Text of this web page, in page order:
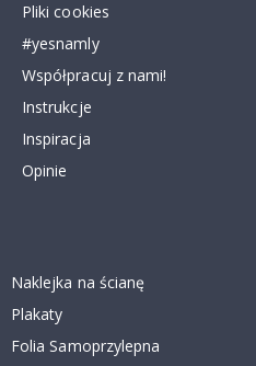
Pliki cookies
#yesnamly
Współpracuj z nami!
Instrukcje
Inspiracja
Opinie
Naklejka na ścianę
Plakaty
Folia Samoprzylepna